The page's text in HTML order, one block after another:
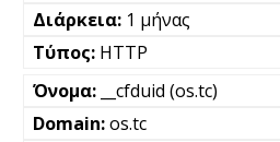
1 μήνας
HTTP
__cfduid (os.tc)
os.tc